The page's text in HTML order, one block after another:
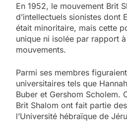
En 1952, le mouvement Brit
d’intellectuels sionistes dont
était minoritaire, mais cette
unique ni isolée par rapport à
mouvements.
Parmi ses membres
universitaires tels que
Buber et Gershom Scholem.
Brit Shalom ont fait partie
l’Université hébraïque de